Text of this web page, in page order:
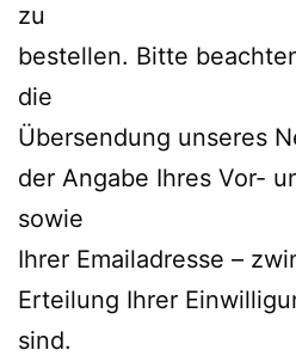
zu
bestellen. Bitte
die
Übersendung unseres
der Angabe Ihres Vor-
sowie
Ihrer Emailadresse –
Erteilung Ihrer
sind.